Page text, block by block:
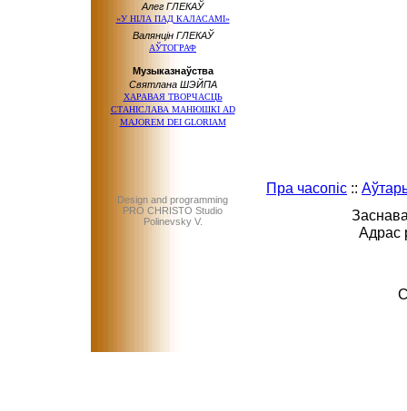
Алег ГЛЕКАЎ
«У НІЛА ПАД КАЛАСАМІ»
Валянцін ГЛЕКАЎ
АЎТОГРАФ
Музыказнаўства
Святлана ШЭЙПА
ХАРАВАЯ ТВОРЧАСЦЬ
СТАНІСЛАВА МАНЮШКІ AD
MAJOREM DEI GLORIAM
Design and programming
PRO CHRISTO Studio
Polinevsky V.
Пра часопіс ::
Адрас